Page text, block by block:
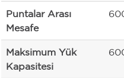
Puntalar Arası
Mesafe
Maksimum Yük
Kapasitesi